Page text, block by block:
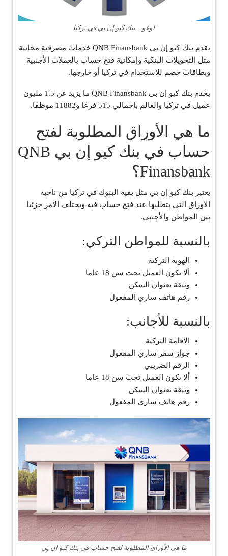
لوغو – بنك كيو إن بي في تركيا
يقدم بنك كيو إن بى QNB Finansbank خدمات مصرفية مجانية
مثل التحويلات البنكية وإمكانية فتح حساب بالعملات الأجنبية
وبطاقات خصم للاستخدام في تركيا أو خارجها.
يخدم بنك كيو إن بى QNB Finansbank ما يزيد عن 1.5 مليون
عميل في تركيا والعالم بإجمالي 515 فرعًا و11882 موظفًا.
ما هي الأوراق المطلوبة لفتح
حساب في بنك كيو إن بي QNB
Finansbank؟
يعتبر بنك كيو إن بي مثل بقية البنوك في تركيا من ناحية
الأوراق التي بتطلبها عند فتح حساب فيه ويختلف الامر جزئيا
بين المواطن والأجنبي.
بالنسبة للمواطن التركي:
الهوية التركية
ألا يكون العميل تحت سن 18 عاما
وثيقة بعنوان السكن
رقم هاتف ساري المفعول
بالنسبة للأجانب:
الاقامة التركية
جواز سفر ساري المفعول
الرقم الضريبي
ألا يكون العميل تحت سن 18 عاما
وثيقة بعنوان السكن
رقم هاتف ساري المفعول
ما هي الأوراق المطلوبة لفتح حساب في بنك كيو إن بي